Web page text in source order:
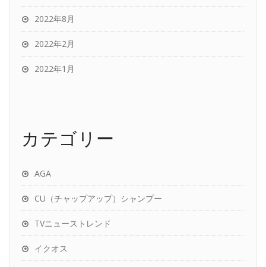
2022年8月
2022年2月
2022年1月
カテゴリー
AGA
CU（チャップアップ）シャンプー
TVニューストレンド
イクオス